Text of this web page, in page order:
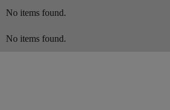
No items found.
No items found.